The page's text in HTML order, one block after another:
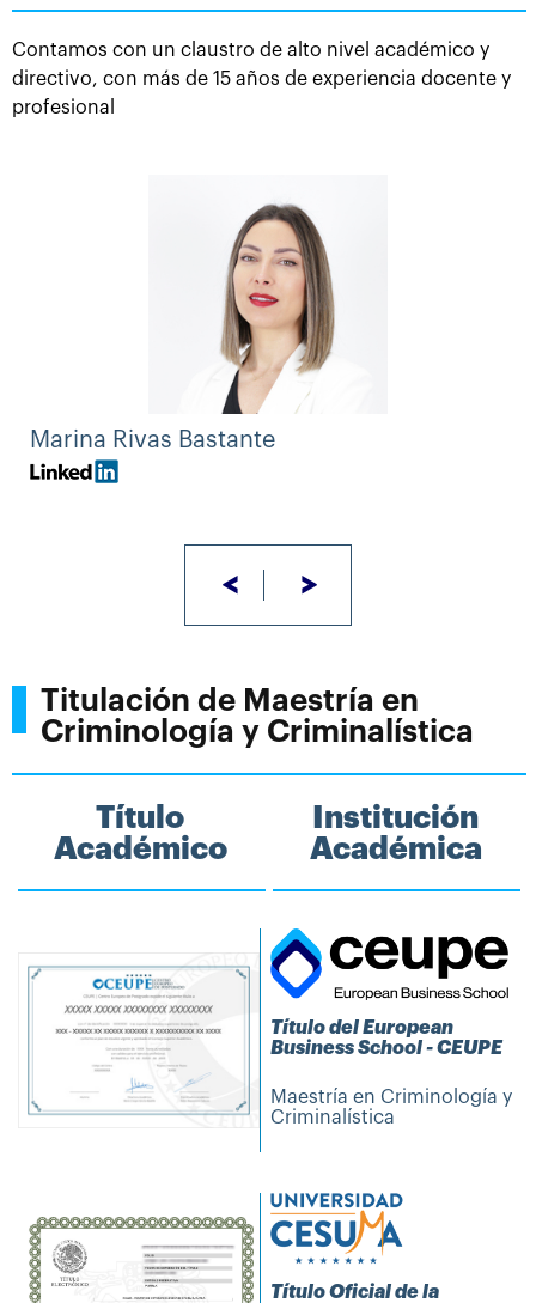
Contamos con un claustro de alto nivel académico y
directivo, con más de 15 años de experiencia docente y
profesional
Marina Rivas Bastante
< >
Titulación de Maestría en
Criminología y Criminalística
Título
Académico
Institución
Académica
Título del European
Business School - CEUPE
Maestría en Criminología y
Criminalística
Título Oficial de la